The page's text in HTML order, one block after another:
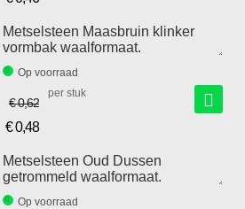
prijs
Metselsteen Maasbruin klinker
vormbak waalformaat.
Op voorraad
€ 0,62
prijs
€ 0,48
per stuk
Metselsteen Oud Dussen
getrommeld waalformaat.
Op voorraad